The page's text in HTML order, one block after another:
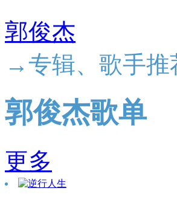
郭俊杰
→专辑、歌手
郭俊杰歌单
更多